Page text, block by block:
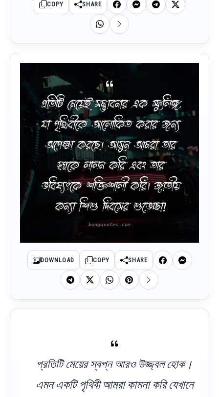
COPY SHARE
প্রতিটি মেয়েই সম্ভাবনার এক স্ফুলিঙ্গ
যা পৃথিবীকে আলোকিত করার জন্য
অপেক্ষা করছে। আসুন আমরা তার
স্বপ্নকে লালন করি এবং তার
ভবিষ্যৎকে শক্তিশালী করি। জাতীয়
কন্যা শিশু দিবসের শুভেচ্ছা!
DOWNLOAD COPY SHARE
প্রতিটি মেয়ের স্বপ্ন আরও উজ্জ্বল হোক।
এমন একটি পৃথিবী আমরা কামনা করি যেখানে